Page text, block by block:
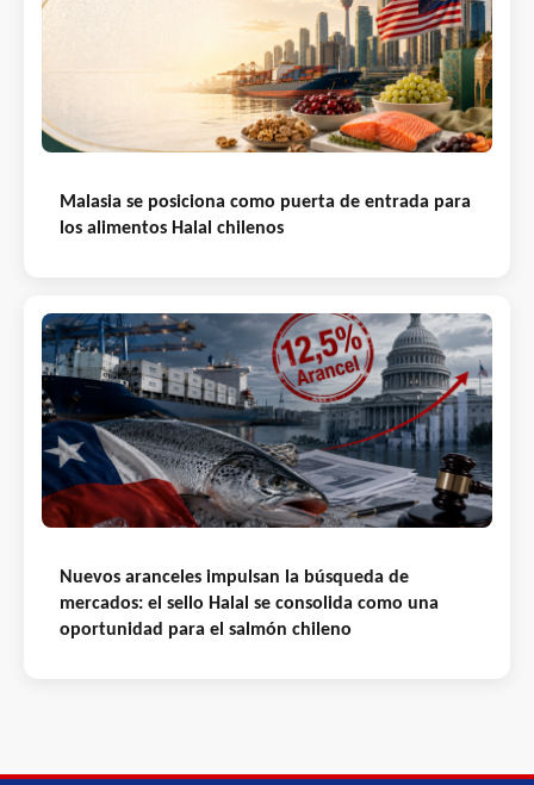
Malasia se posiciona como puerta de entrada para
los alimentos Halal chilenos
Nuevos aranceles impulsan la búsqueda de
mercados: el sello Halal se consolida como una
oportunidad para el salmón chileno